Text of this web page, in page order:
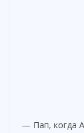
— Пап, когда